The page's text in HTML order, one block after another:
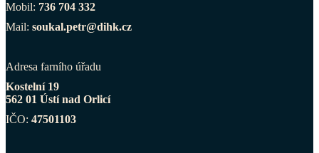
Mobil: 736 704 332
Mail: soukal.petr@dihk.cz
Adresa farního úřadu
Kostelní 19
562 01 Ústí nad Orlicí
IČO: 47501103